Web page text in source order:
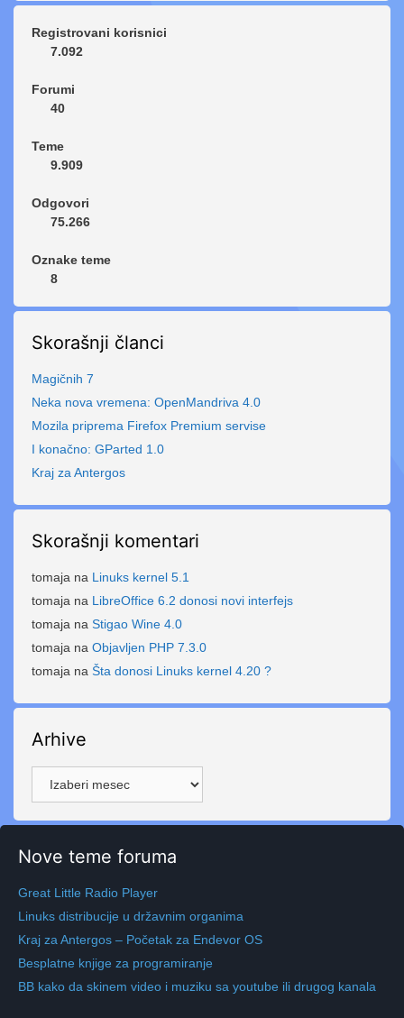
Registrovani korisnici
7.092
Forumi
40
Teme
9.909
Odgovori
75.266
Oznake teme
8
Skorašnji članci
Magičnih 7
Neka nova vremena: OpenMandriva 4.0
Mozila priprema Firefox Premium servise
I konačno: GParted 1.0
Kraj za Antergos
Skorašnji komentari
tomaja na Linuks kernel 5.1
tomaja na LibreOffice 6.2 donosi novi interfejs
tomaja na Stigao Wine 4.0
tomaja na Objavljen PHP 7.3.0
tomaja na Šta donosi Linuks kernel 4.20 ?
Arhive
Nove teme foruma
Great Little Radio Player
Linuks distribucije u državnim organima
Kraj za Antergos – Početak za Endevor OS
Besplatne knjige za programiranje
BB kako da skinem video i muziku sa youtube ili drugog kanala